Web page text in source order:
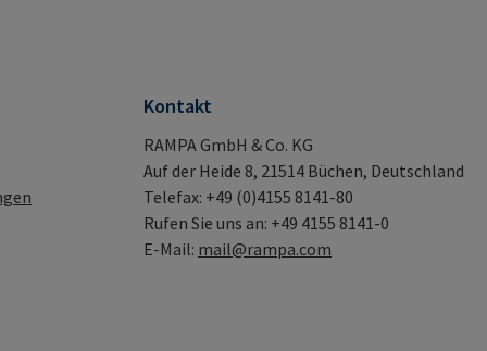
Kontakt
RAMPA GmbH & Co. KG
Auf der Heide 8, 21514 Büchen, Deutschland
Telefax: +49 (0)4155 8141-80
Rufen Sie uns an: +49 4155 8141-0
E-Mail: mail@rampa.com